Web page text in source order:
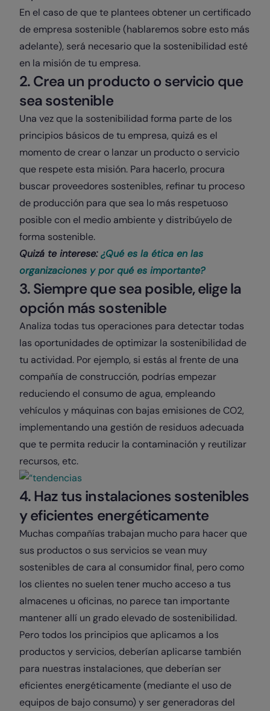
En el caso de que te plantees obtener un certificado
de empresa sostenible (hablaremos sobre esto más
adelante), será necesario que la sostenibilidad esté
en la misión de tu empresa.
2. Crea un producto o servicio que
sea sostenible
Una vez que la sostenibilidad forma parte de los
principios básicos de tu empresa, quizá es el
momento de crear o lanzar un producto o servicio
que respete esta misión. Para hacerlo, procura
buscar proveedores sostenibles, refinar tu proceso
de producción para que sea lo más respetuoso
posible con el medio ambiente y distribúyelo de
forma sostenible.
Quizá te interese:¿Qué es la ética en las
organizaciones y por qué es importante?
3. Siempre que sea posible, elige la
opción más sostenible
Analiza todas tus operaciones para detectar todas
las oportunidades de optimizar la sostenibilidad de
tu actividad. Por ejemplo, si estás al frente de una
compañía de construcción, podrías empezar
reduciendo el consumo de agua, empleando
vehículos y máquinas con bajas emisiones de CO2,
implementando una gestión de residuos adecuada
que te permita reducir la contaminación y reutilizar
recursos, etc.
4. Haz tus instalaciones sostenibles
y eficientes energéticamente
Muchas compañías trabajan mucho para hacer que
sus productos o sus servicios se vean muy
sostenibles de cara al consumidor final, pero como
los clientes no suelen tener mucho acceso a tus
almacenes u oficinas, no parece tan importante
mantener allí un grado elevado de sostenibilidad.
Pero todos los principios que aplicamos a los
productos y servicios, deberían aplicarse también
para nuestras instalaciones, que deberían ser
eficientes energéticamente (mediante el uso de
equipos de bajo consumo) y ser generadoras del